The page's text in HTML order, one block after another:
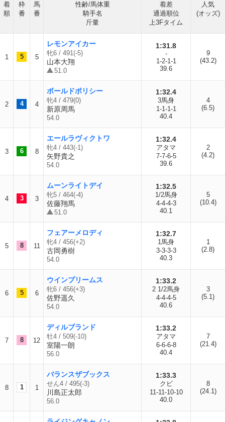
着
順
枠
番
馬
番
性齢/馬体重
騎手名
斤量
着差
通過順位
上3Fタイム
人気
(オッズ)
1 5 5
レモンアイカー
牝6 / 491(-5)
山本大翔
51.0
1:31.8
-
1-2-1-1
39.6
9
(43.2)
2 4 4
ボールドポリシー
牝4 / 479(0)
新原周馬
54.0
1:32.4
3馬身
1-1-1-1
40.4
4
(6.5)
3 6 8
エールラヴィクトワ
牝4 / 443(-1)
矢野貴之
54.0
1:32.4
アタマ
7-7-6-5
39.6
2
(4.2)
4 3 3
ムーンライトデイ
牝5 / 464(-4)
佐藤翔馬
51.0
1:32.5
1/2馬身
4-4-4-3
40.1
5
(10.4)
5 8 11
フェアーメロディ
牝4 / 456(+2)
古岡勇樹
54.0
1:32.7
1馬身
3-3-3-3
40.3
1
(2.8)
6 5 6
ウインプリームス
牝6 / 456(+3)
佐野遥久
54.0
1:33.2
2 1/2馬身
4-4-4-5
40.6
3
(5.1)
7 8 12
ディルブランド
牡4 / 509(-10)
室陽一朗
56.0
1:33.2
アタマ
6-6-6-8
40.4
7
(21.4)
8 1 1
バランスザブックス
せん4 / 495(-3)
川島正太郎
56.0
1:33.3
クビ
11-11-10-10
40.0
8
(24.1)